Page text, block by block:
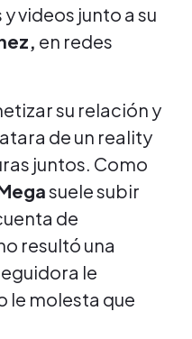
videos junto a su
en redes
su relación y
de un reality
juntos. Como
suele subir
de
resultó una
le
le molesta que